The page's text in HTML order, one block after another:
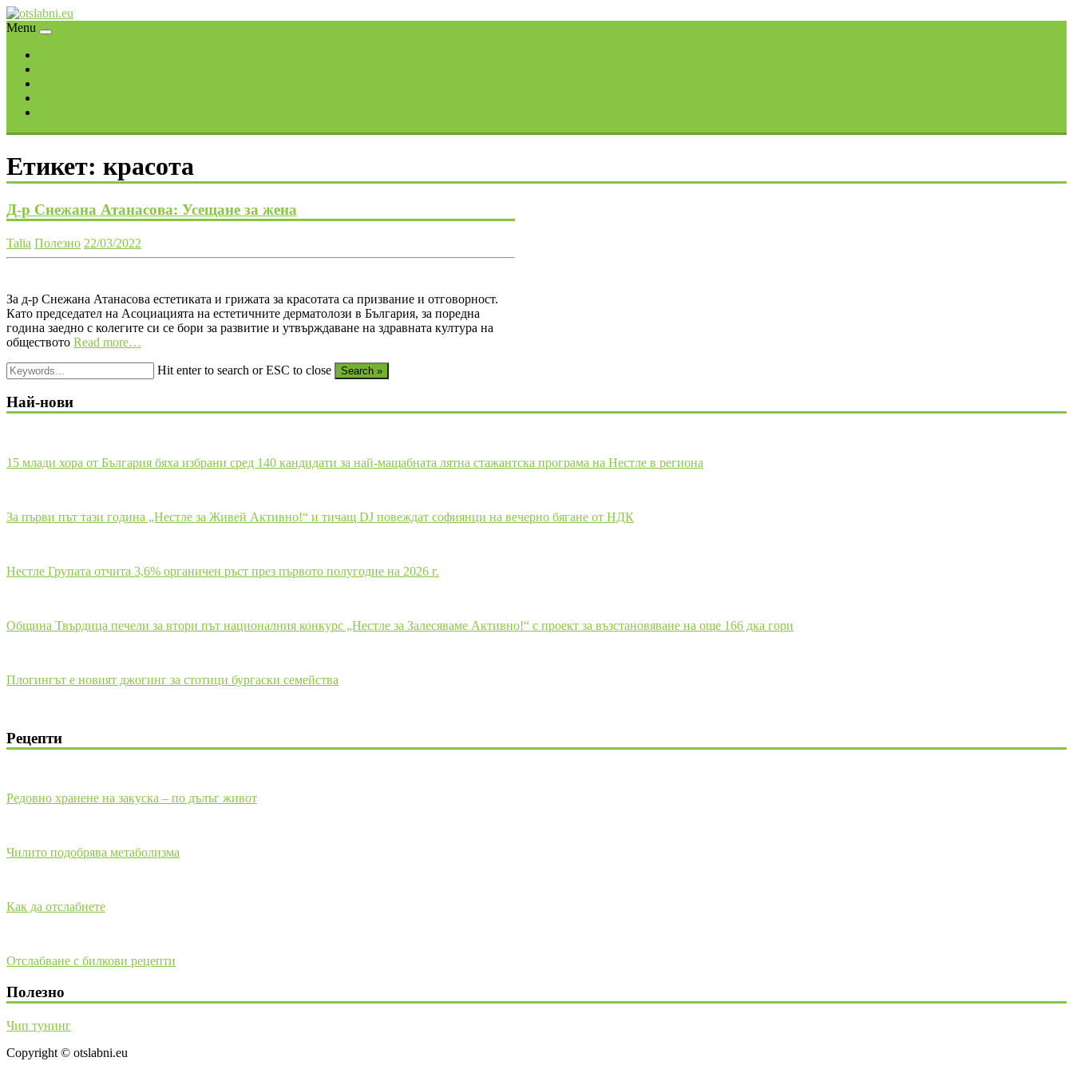
Skip
to
Menu
Етикет: красота
Д-р Снежана Атанасова: Усещане за жена
Talia Полезно 22/03/2022
За д-р Снежана Атанасова естетиката и грижата за красотата са призвание и отговорност.
Като председател на Асоциацията на естетичните дерматолози в България, за поредна
година заедно с колегите си се бори за развитие и утвърждаване на здравната култура на
обществото Read more…
Hit enter to search or ESC to close Search »
Най-нови
15 млади хора от България бяха избрани сред 140 кандидати за най-мащабната лятна стажантска програма на Нестле в региона
За първи път тази година „Нестле за Живей Активно!“ и тичащ DJ повеждат софиянци на вечерно бягане от НДК
Нестле Групата отчита 3,6% органичен ръст през първото полугодие на 2026 г.
Община Твърдица печели за втори път националния конкурс „Нестле за Залесяваме Активно!“ с проект за възстановяване на още 166 дка гори
Плогингът е новият джогинг за стотици бургаски семейства
Рецепти
Редовно хранене на закуска – по дълъг живот
Чилито подобрява метаболизма
Как да отслабнете
Отслабване с билкови рецепти
Полезно
Чип тунинг
Copyright © otslabni.eu